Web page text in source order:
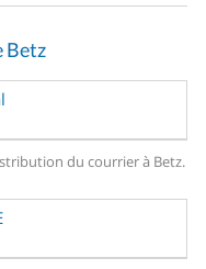
Betz
du courrier à Betz.